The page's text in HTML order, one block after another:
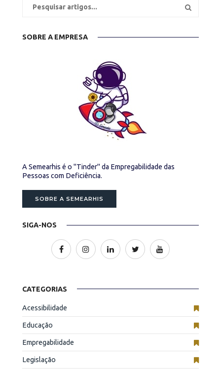
SOBRE A EMPRESA
A Semearhis é o "Tinder" da Empregabilidade das
Pessoas com Deficiência.
SOBRE A SEMEARHIS
SIGA-NOS
CATEGORIAS
Acessibilidade
Educação
Empregabilidade
Legislação